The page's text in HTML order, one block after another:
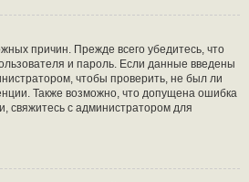
причин. Прежде всего убедитесь, что
и пароль. Если данные введены
чтобы проверить, не был ли
Также возможно, что допущена ошибка
свяжитесь с администратором для